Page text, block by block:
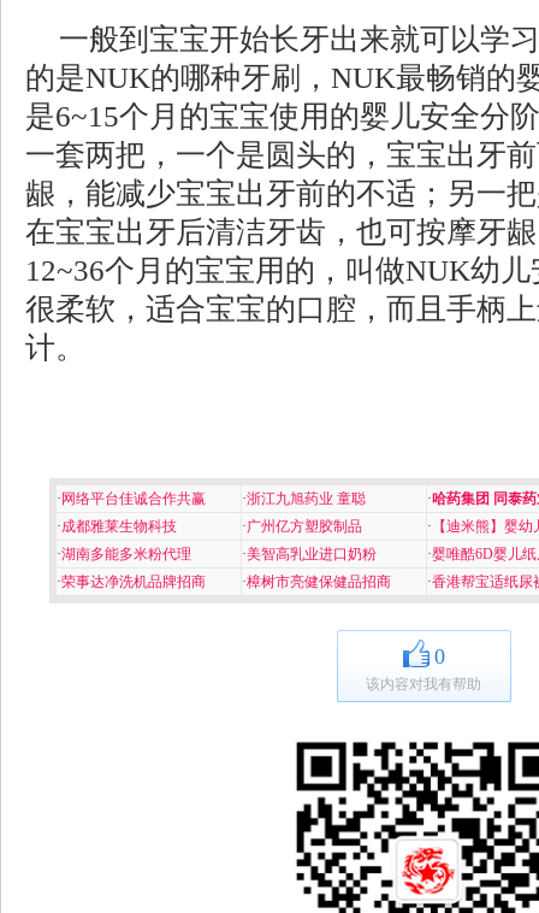
一般到宝宝开始长牙出来就可以学
的是NUK的哪种牙刷，NUK最畅销的
是6~15个月的宝宝使用的婴儿安全分
一套两把，一个是圆头的，宝宝出牙
龈，能减少宝宝出牙前的不适；另一
在宝宝出牙后清洁牙齿，也可按摩牙
12~36个月的宝宝用的，叫做NUK幼
很柔软，适合宝宝的口腔，而且手柄
计。
· 网络平台佳诚合作共赢 ·浙江九旭药业 童聪 ·哈药集团 同泰
·成都雅莱生物科技 ·广州亿方塑胶制品 · 【迪米熊】婴幼
·湖南多能多米粉代理 ·美智高乳业进口奶粉 ·婴唯酷6D婴儿
·荣事达净洗机品牌招商 ·樟树市亮健保健品招商 ·香港帮宝适纸尿
0
该内容对我有帮助